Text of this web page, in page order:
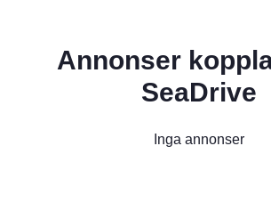
Annonser
SeaDrive
Inga annonser